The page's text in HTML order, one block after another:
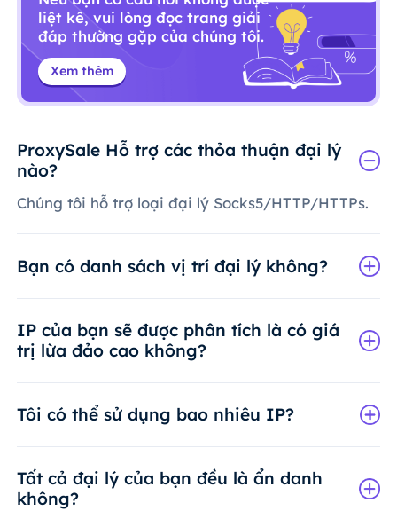
liệt kê, vui lòng đọc trang giải
đáp thường gặp của chúng tôi.
Xem thêm
ProxySale Hỗ trợ các thỏa thuận đại lý
nào?
Chúng tôi hỗ trợ loại đại lý Socks5/HTTP/HTTPs.
Bạn có danh sách vị trí đại lý không?
IP của bạn sẽ được phân tích là có giá
trị lừa đảo cao không?
Tôi có thể sử dụng bao nhiêu IP?
Tất cả đại lý của bạn đều là ẩn danh
không?